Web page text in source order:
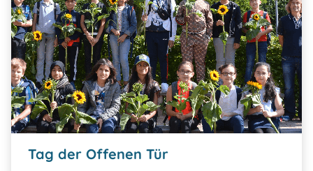
Tag der Offenen Tür